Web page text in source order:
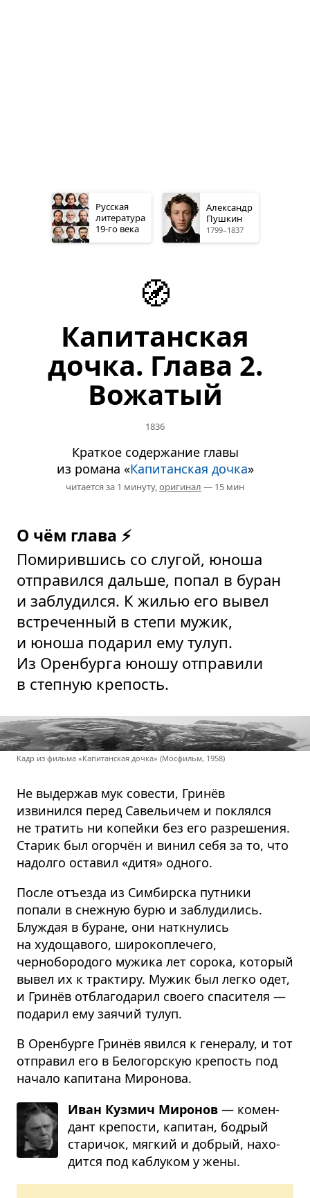
Русская
литература
19-говека
Александр
Пушкин
1799–1837
🧭
Капитанская
дочка. Глава 2.
Вожатый
1836
Краткое содержание главы
из романа «Капитанская дочка»
читается за 1 минуту,оригинал — 15 мин
О чём глава ⚡
Помирившись со слугой, юноша
отправился дальше, попал в буран
и заблудился. К жилью его вывел
встреченный в степи мужик,
и юноша подарил ему тулуп.
Из Оренбурга юношу отправили
в степную крепость.
Кадр из фильма «Капитанская дочка» (Мосфильм, 1958)
Не выдержав мук совести, Гринёв
извинился перед Савельичем и поклялся
не тратить ни копейки без его разрешения.
Старик был огорчён и винил себя за то, что
надолго оставил «дитя» одного.
После отъезда из Симбирска путники
попали в снежную бурю и заблудились.
Блуждая в буране, они наткнулись
на худощавого, широкоплечего,
чернобородого мужика лет сорока, который
вывел их к трактиру. Мужик был легко одет,
и Гринёв отблагодарил своего спасителя —
подарил ему заячий тулуп.
В Оренбурге Гринёв явился к генералу, и тот
отправил его в Белогорскую крепость под
начало капитана Миронова.
Иван Кузмич Миронов — комен­
дант кре­по­сти, капи­тан, бодрый
ста­ри­чок, мяг­кий и добрый, нахо­
дится под каблу­ком у жены.